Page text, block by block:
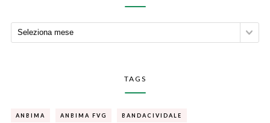
TAGS
ANBIMA ANBIMA FVG BANDACIVIDALE